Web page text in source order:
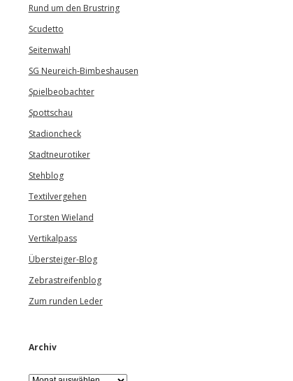
Rund um den Brustring
Scudetto
Seitenwahl
SG Neureich-Bimbeshausen
Spielbeobachter
Spottschau
Stadioncheck
Stadtneurotiker
Stehblog
Textilvergehen
Torsten Wieland
Vertikalpass
Übersteiger-Blog
Zebrastreifenblog
Zum runden Leder
Archiv
A